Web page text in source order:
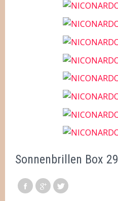
Sonnenbrillen Box 29